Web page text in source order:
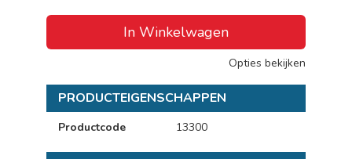
In Winkelwagen
Opties bekijken
PRODUCTEIGENSCHAPPEN
Productcode 13300